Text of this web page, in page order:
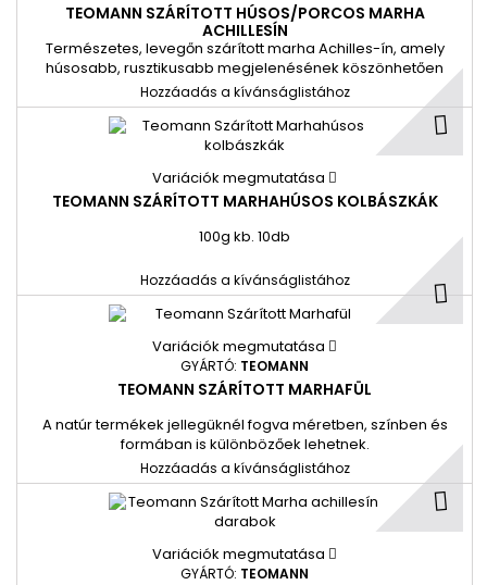
TEOMANN SZÁRÍTOTT HÚSOS/PORCOS MARHA
ACHILLESÍN
Természetes, levegőn szárított marha Achilles-ín, amely
húsosabb, rusztikusabb megjelenésének köszönhetően
különösen izgalmas rágási élményt nyújt. Magas
kollagéntartalma támogatja az ízületeket, miközben segíthet
a fogak tisztán tartásában.
Hozzáadás a kívánságlistához
Variációk megmutatása
TEOMANN SZÁRÍTOTT MARHAHÚSOS KOLBÁSZKÁK
100g kb. 10db
Hozzáadás a kívánságlistához
Variációk megmutatása
GYÁRTÓ: TEOMANN
TEOMANN SZÁRÍTOTT MARHAFÜL
A natúr termékek jellegüknél fogva méretben, színben és
formában is különbözőek lehetnek.
Hozzáadás a kívánságlistához
Variációk megmutatása
GYÁRTÓ: TEOMANN